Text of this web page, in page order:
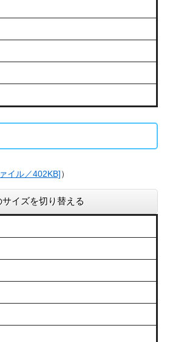
イル／402KB]）
サイズを切り替える